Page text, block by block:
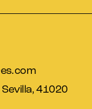
41020